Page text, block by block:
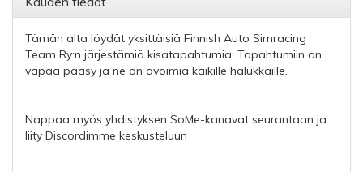
Tämän alta löydät yksittäisiä Finnish Auto Simracing
Team Ry:n järjestämiä kisatapahtumia. Tapahtumiin on
vapaa pääsy ja ne on avoimia kaikille halukkaille.
Nappaa myös yhdistyksen SoMe-kanavat seurantaan ja
liity Discordimme keskusteluun